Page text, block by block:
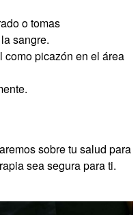
o tomas
sangre.
picazón en el área
sobre tu salud para
sea segura para ti.